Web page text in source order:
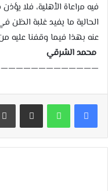
فيه مراعاة الأهلية، فلا
الحالية ما يفيد غلبة
عنه بهذا فيما وقفنا عليه من
محمد الشرقي
مشاركة عبر البريد